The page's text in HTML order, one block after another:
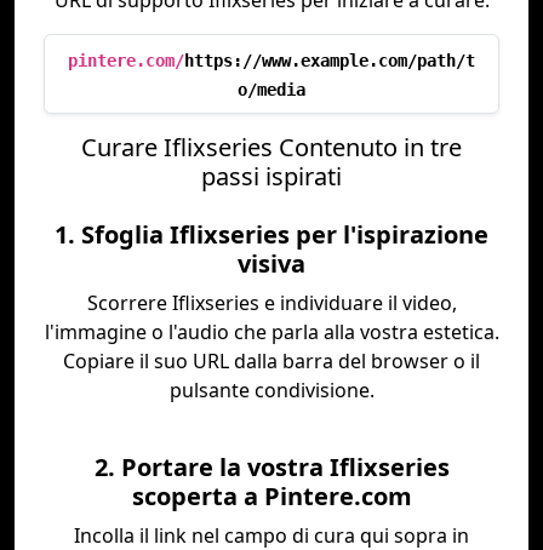
pintere.com/https://www.example.com/path/t
o/media
Curare Iflixseries Contenuto in tre
passi ispirati
1. Sfoglia Iflixseries per l'ispirazione
visiva
Scorrere Iflixseries e individuare il video,
l'immagine o l'audio che parla alla vostra estetica.
Copiare il suo URL dalla barra del browser o il
pulsante condivisione.
2. Portare la vostra Iflixseries
scoperta a Pintere.com
Incolla il link nel campo di cura qui sopra in